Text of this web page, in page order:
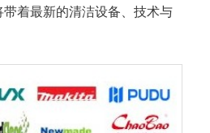
着最新的清洁设备、技术与